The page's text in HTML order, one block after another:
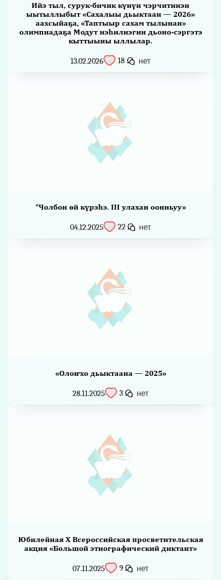
Ийэ тыл, сурук-бичик күнүн чэрчитинэн
ыытыллыбыт «Сахалыы дьыктаан — 2026»
аахсыйаҕа, «Таптыыр сахам тылынан»
олимпиадаҕа Модут нэһилиэгин дьоно-сэргэтэ
кыттыыны ыллылар.
13.02.2026 18 нет
“Чолбон өй күрэһэ. III улахан оонньуу»
04.12.2025 22 нет
«Олоҥхо дьыктаана — 2025»
28.11.2025 3 нет
Юбилейная X Всероссийская просветительская
акция «Большой этнографический диктант»
07.11.2025 9 нет